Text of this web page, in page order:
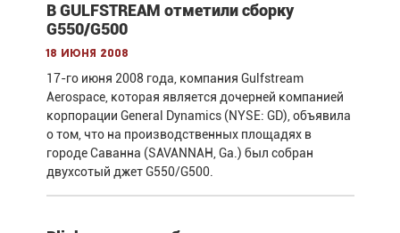
В GULFSTREAM отметили сборку
G550/G500
18 июня 2008
17-го июня 2008 года, компания Gulfstream
Aerospace, которая является дочерней компанией
корпорации General Dynamics (NYSE: GD), объявила
о том, что на производственных площадях в
городе Саванна (SAVANNAH, Ga.) был собран
двухсотый джет G550/G500.